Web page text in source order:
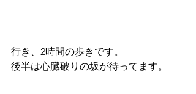
行き、2時間の歩きです。
後半は心臓破りの坂が待ってます。